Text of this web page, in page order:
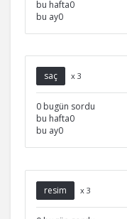
bu hafta0
bu ay0
saç x 3
0 bugün sordu
bu hafta0
bu ay0
resim x 3